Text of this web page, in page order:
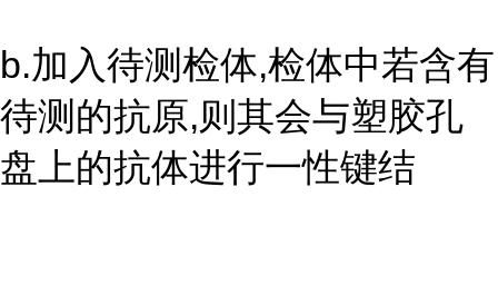
b.加入待测检体,检体中若含有
待测的抗原,则其会与塑胶孔
盘上的抗体进行一性键结